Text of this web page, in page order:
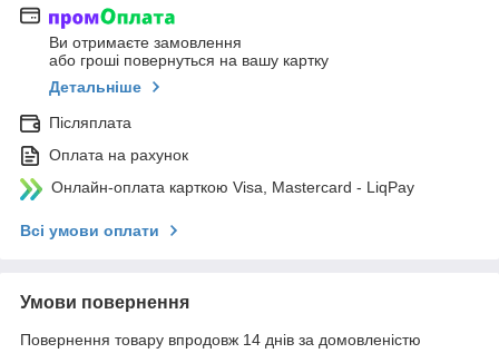
Ви отримаєте замовлення
або гроші повернуться на вашу картку
Детальніше
Післяплата
Оплата на рахунок
Онлайн-оплата карткою Visa, Mastercard - LiqPay
Всі умови оплати
Умови повернення
Повернення товару впродовж 14 днів за домовленістю